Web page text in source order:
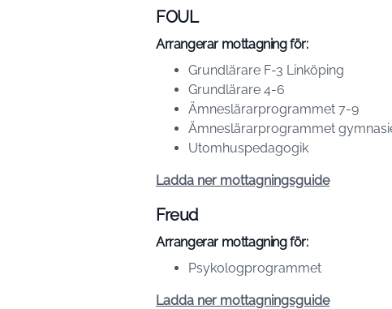
FOUL
Arrangerar mottagning för:
Grundlärare F-3 Linköping
Grundlärare 4-6
Ämneslärarprogrammet 7-9
Ämneslärarprogrammet
Utomhuspedagogik
Ladda ner mottagningsguide
Freud
Arrangerar mottagning för:
Psykologprogrammet
Ladda ner mottagningsguide